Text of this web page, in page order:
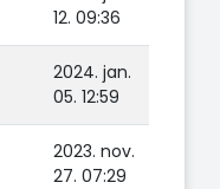
12. 09:36
2024. jan.
05. 12:59
2023. nov.
27. 07:29